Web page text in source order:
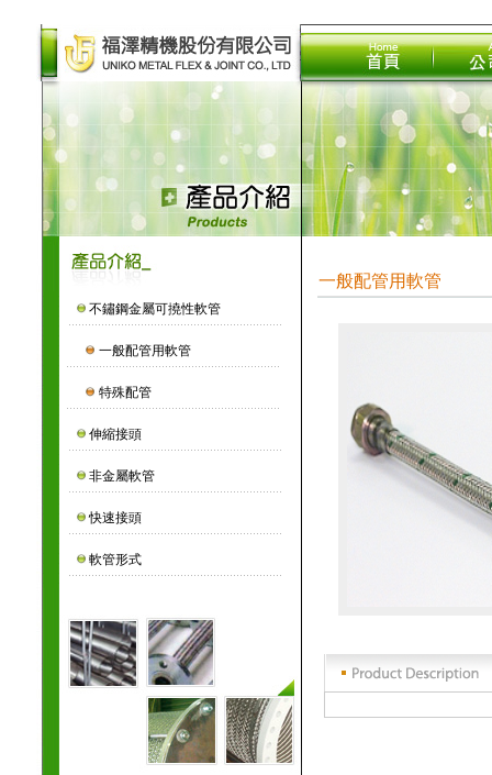
不鏽鋼金屬可撓性軟管
一般配管用軟管
特殊配管
伸縮接頭
非金屬軟管
快速接頭
軟管形式
一般配管用軟管